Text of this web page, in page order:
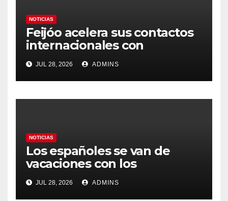
NOTICIAS
Feijóo acelera sus contactos
internacionales con
Latinoamérica como socio
prioritario en su agenda de
gobierno
JUL 28, 2026 ADMINS
NOTICIAS
Los españoles se van de
vacaciones con los
carburantes hasta un 21%
más caros que el año pasado
JUL 28, 2026 ADMINS